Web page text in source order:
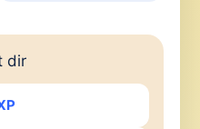
dir